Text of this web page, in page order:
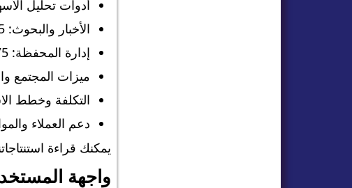
أدوات تحليل الأسهم
الأخبار والبحوث: 4.0/5
إدارة المحفظة: 3.25/5
ميزات المجتمع
التكلفة وخطط
دعم العملاء والموارد:
يمكنك قراءة
واجهة